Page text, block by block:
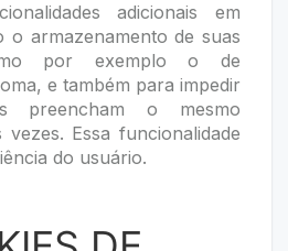
adicionais em
o armazenamento de suas
por exemplo o de
e também para impedir
preencham o mesmo
Essa funcionalidade
do usuário.